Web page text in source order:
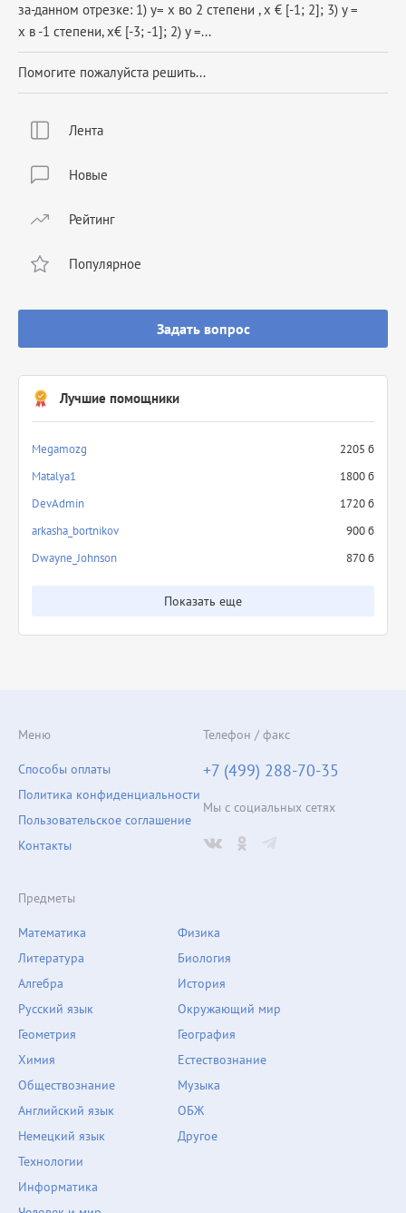
Лента
Новые
Рейтинг
Популярное
Задать вопрос
Лучшие помощники
Megamozg
2205 б
Matalya1
1800 б
DevAdmin
1720 б
arkasha_bortnikov
900 б
Dwayne_Johnson
870 б
Показать еще
за-данном отрезке: 1) y= x во 2 степени , x € [-1; 2]; 3) у =
х в -1 степени, х€ [-3; -1]; 2) y =...
Помогите пожалуйста решить...
Предметы
Математика
Литература
Алгебра
Русский язык
Геометрия
Химия
Физика
Биология
История
Окружающий мир
География
Естествознание
Обществознание
Английский язык
Немецкий язык
Технологии
Информатика
Музыка
ОБЖ
Другое
Меню
Способы оплаты
Политика конфиденциальности
Пользовательское соглашение
Контакты
Телефон / факс
+7 (499) 288-70-35
Мы с социальных сетях